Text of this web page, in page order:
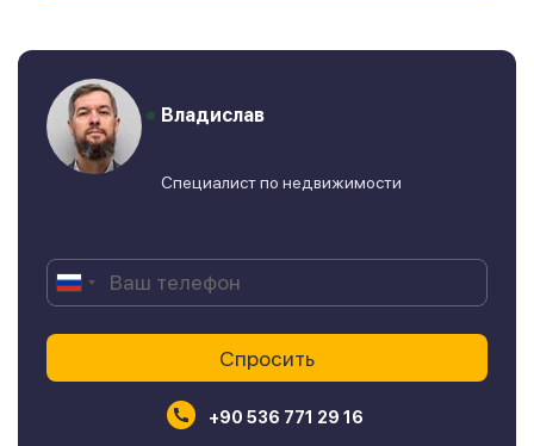
Владислав
Специалист по недвижимости
+90 536 771 29 16